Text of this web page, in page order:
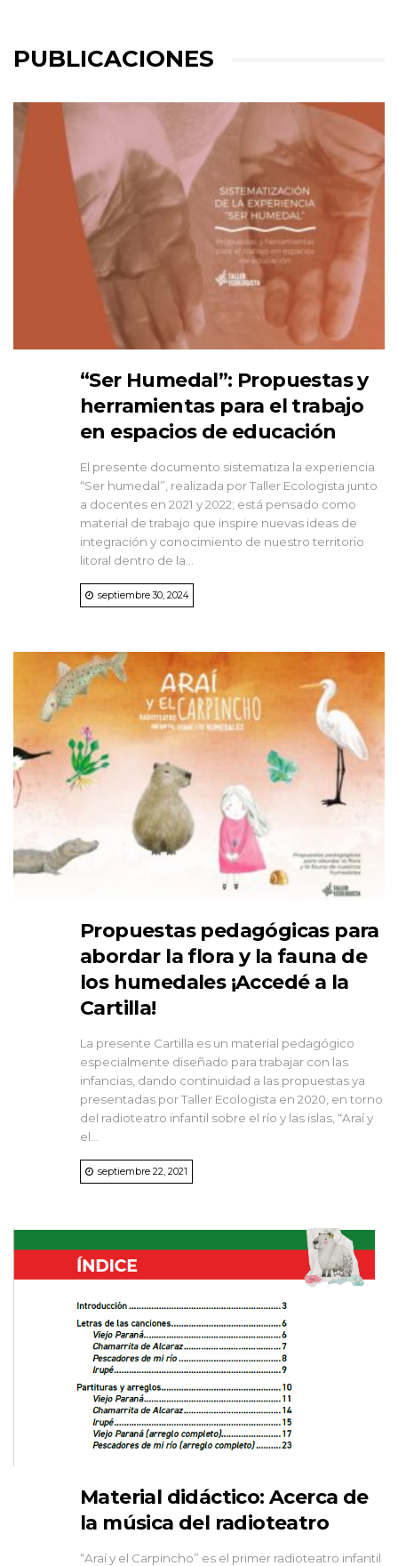
PUBLICACIONES
“Ser Humedal”: Propuestas y
herramientas para el trabajo
en espacios de educación
El presente documento sistematiza la experiencia
“Ser humedal”, realizada por Taller Ecologista junto
a docentes en 2021 y 2022; está pensado como
material de trabajo que inspire nuevas ideas de
integración y conocimiento de nuestro territorio
litoral dentro de la...
septiembre 30, 2024
Propuestas pedagógicas para
abordar la flora y la fauna de
los humedales ¡Accedé a la
Cartilla!
La presente Cartilla es un material pedagógico
especialmente diseñado para trabajar con las
infancias, dando continuidad a las propuestas ya
presentadas por Taller Ecologista en 2020, en torno
del radioteatro infantil sobre el río y las islas, “Araí y
el...
septiembre 22, 2021
Material didáctico: Acerca de
la música del radioteatro
“Araí y el Carpincho” es el primer radioteatro infantil